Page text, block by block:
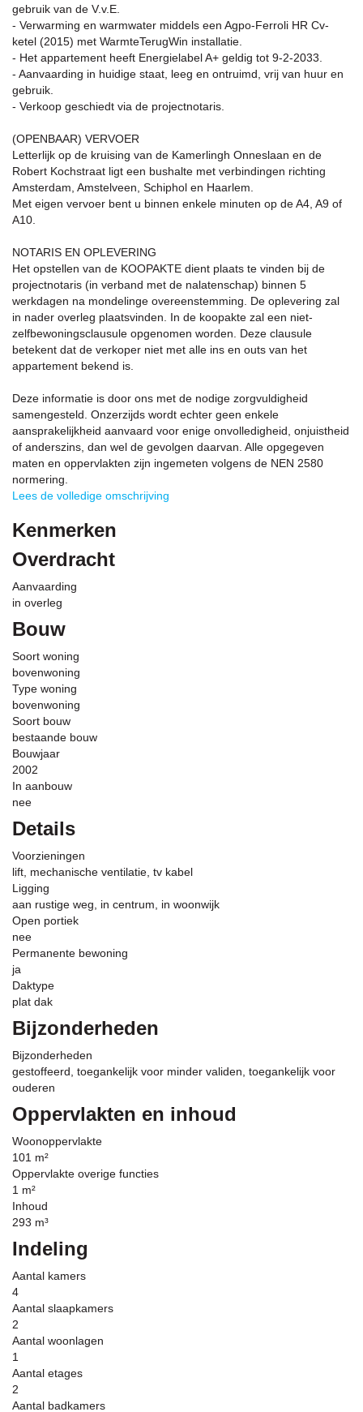
gebruik van de V.v.E.
- Verwarming en warmwater middels een Agpo-Ferroli HR Cv-
ketel (2015) met WarmteTerugWin installatie.
- Het appartement heeft Energielabel A+ geldig tot 9-2-2033.
- Aanvaarding in huidige staat, leeg en ontruimd, vrij van huur en
gebruik.
- Verkoop geschiedt via de projectnotaris.
(OPENBAAR) VERVOER
Letterlijk op de kruising van de Kamerlingh Onneslaan en de
Robert Kochstraat ligt een bushalte met verbindingen richting
Amsterdam, Amstelveen, Schiphol en Haarlem.
Met eigen vervoer bent u binnen enkele minuten op de A4, A9 of
A10.
NOTARIS EN OPLEVERING
Het opstellen van de KOOPAKTE dient plaats te vinden bij de
projectnotaris (in verband met de nalatenschap) binnen 5
werkdagen na mondelinge overeenstemming. De oplevering zal
in nader overleg plaatsvinden. In de koopakte zal een niet-
zelfbewoningsclausule opgenomen worden. Deze clausule
betekent dat de verkoper niet met alle ins en outs van het
appartement bekend is.
Deze informatie is door ons met de nodige zorgvuldigheid
samengesteld. Onzerzijds wordt echter geen enkele
aansprakelijkheid aanvaard voor enige onvolledigheid, onjuistheid
of anderszins, dan wel de gevolgen daarvan. Alle opgegeven
maten en oppervlakten zijn ingemeten volgens de NEN 2580
normering.
Lees de volledige omschrijving
Kenmerken
Overdracht
Aanvaarding
in overleg
Bouw
Soort woning
bovenwoning
Type woning
bovenwoning
Soort bouw
bestaande bouw
Bouwjaar
2002
In aanbouw
nee
Details
Voorzieningen
lift, mechanische ventilatie, tv kabel
Ligging
aan rustige weg, in centrum, in woonwijk
Open portiek
nee
Permanente bewoning
ja
Daktype
plat dak
Bijzonderheden
Bijzonderheden
gestoffeerd, toegankelijk voor minder validen, toegankelijk voor
ouderen
Oppervlakten en inhoud
Woonoppervlakte
101 m²
Oppervlakte overige functies
1 m²
Inhoud
293 m³
Indeling
Aantal kamers
4
Aantal slaapkamers
2
Aantal woonlagen
1
Aantal etages
2
Aantal badkamers